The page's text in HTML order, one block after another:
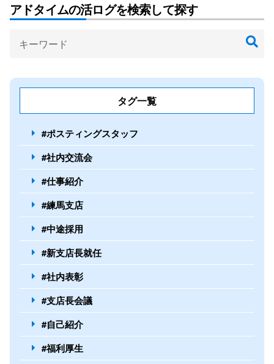
アドタイムの活ログを検索して探す
タグ一覧
#ポスティングスタッフ
#社内交流会
#仕事紹介
#練馬支店
#中途採用
#新支店長就任
#社内表彰
#支店長会議
#自己紹介
#福利厚生